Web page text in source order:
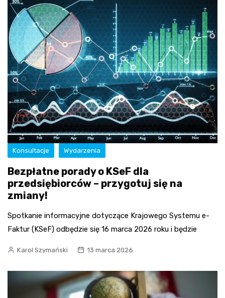
Konsultacje Wydarzenia
Bezpłatne porady o KSeF dla
przedsiębiorców – przygotuj się na
zmiany!
Spotkanie informacyjne dotyczące Krajowego Systemu e-
Faktur (KSeF) odbędzie się 16 marca 2026 roku i będzie
Karol Szymański 13 marca 2026